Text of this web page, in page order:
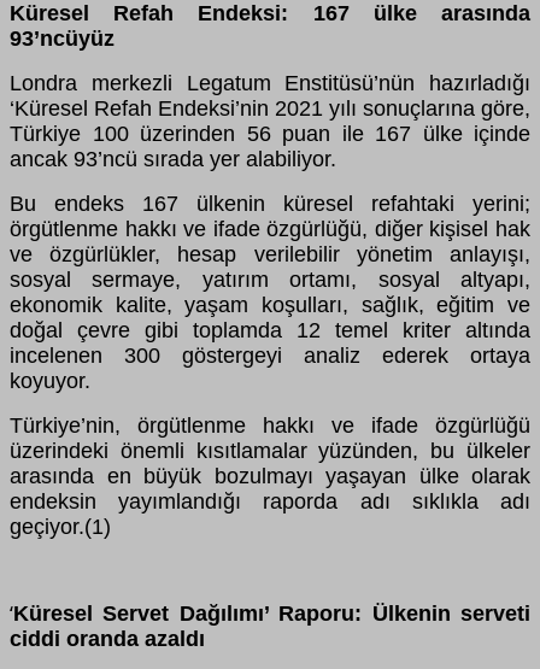
Küresel Refah Endeksi: 167 ülke arasında
93’ncüyüz
Londra merkezli Legatum Enstitüsü’nün hazırladığı
‘Küresel Refah Endeksi’nin 2021 yılı sonuçlarına göre,
Türkiye 100 üzerinden 56 puan ile 167 ülke içinde
ancak 93’ncü sırada yer alabiliyor.
Bu endeks 167 ülkenin küresel refahtaki yerini;
örgütlenme hakkı ve ifade özgürlüğü, diğer kişisel hak
ve özgürlükler, hesap verilebilir yönetim anlayışı,
sosyal sermaye, yatırım ortamı, sosyal altyapı,
ekonomik kalite, yaşam koşulları, sağlık, eğitim ve
doğal çevre gibi toplamda 12 temel kriter altında
incelenen 300 göstergeyi analiz ederek ortaya
koyuyor.
Türkiye’nin, örgütlenme hakkı ve ifade özgürlüğü
üzerindeki önemli kısıtlamalar yüzünden, bu ülkeler
arasında en büyük bozulmayı yaşayan ülke olarak
endeksin yayımlandığı raporda adı sıklıkla adı
geçiyor.(1)
‘Küresel Servet Dağılımı’ Raporu: Ülkenin serveti
ciddi oranda azaldı